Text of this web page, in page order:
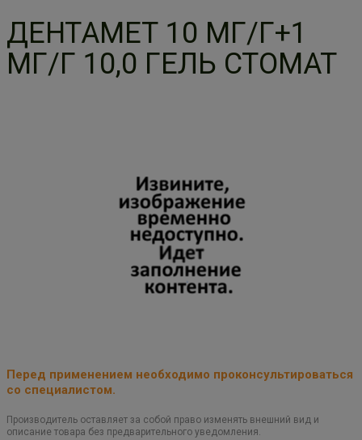
ДЕНТАМЕТ 10 МГ/Г+1
МГ/Г 10,0 ГЕЛЬ СТОМАТ
Перед применением необходимо проконсультироваться
со специалистом.
Производитель оставляет за собой право изменять внешний вид и
описание товара без предварительного уведомления.